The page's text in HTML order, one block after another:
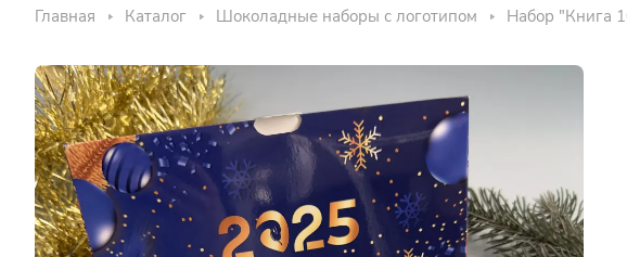
Главная Каталог Шоколадные наборы с логотипом Набор "Книга